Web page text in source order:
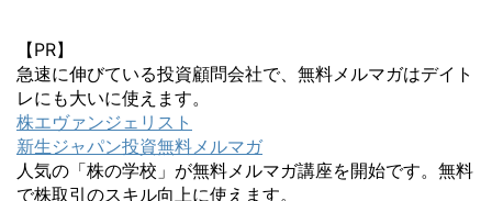
【PR】
急速に伸びている投資顧問会社で、無料メルマガはデイト
レにも大いに使えます。
株エヴァンジェリスト
新生ジャパン投資無料メルマガ
人気の「株の学校」が無料メルマガ講座を開始です。無料
で株取引のスキル向上に使えます。